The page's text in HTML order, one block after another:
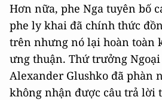
Hơn nữa, phe Nga tuyên bố
phe ly khai đã chính thức
trên nhưng nó lại hoàn toàn
ưng thuận. Thứ trưởng Ngoại
Alexander Glushko đã phàn
không nhận được câu trả lời